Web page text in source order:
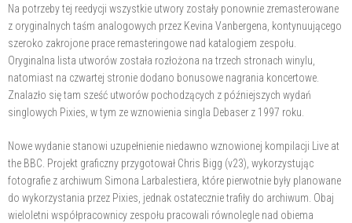
Na potrzeby tej reedycji wszystkie utwory zostały ponownie zremasterowane
z oryginalnych taśm analogowych przez Kevina Vanbergena, kontynuującego
szeroko zakrojone prace remasteringowe nad katalogiem zespołu.
Oryginalna lista utworów została rozłożona na trzech stronach winylu,
natomiast na czwartej stronie dodano bonusowe nagrania koncertowe.
Znalazło się tam sześć utworów pochodzących z późniejszych wydań
singlowych Pixies, w tym ze wznowienia singla Debaser z 1997 roku.
Nowe wydanie stanowi uzupełnienie niedawno wznowionej kompilacji Live at
the BBC. Projekt graficzny przygotował Chris Bigg (v23), wykorzystując
fotografie z archiwum Simona Larbalestiera, które pierwotnie były planowane
do wykorzystania przez Pixies, jednak ostatecznie trafiły do archiwum. Obaj
wieloletni współpracownicy zespołu pracowali równolegle nad obiema